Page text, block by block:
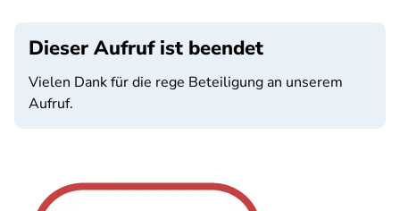
Dieser Aufruf ist beendet
Vielen Dank für die rege Beteiligung an unserem
Aufruf.